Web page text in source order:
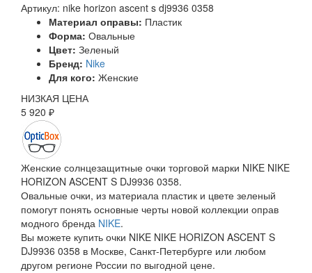
Артикул: nike horizon ascent s dj9936 0358
Материал оправы: Пластик
Форма: Овальные
Цвет: Зеленый
Бренд: Nike
Для кого: Женские
НИЗКАЯ ЦЕНА
5 920 ₽
Женские солнцезащитные очки торговой марки NIKE NIKE
HORIZON ASCENT S DJ9936 0358.
Овальные очки, из материала пластик и цвете зеленый
помогут понять основные черты новой коллекции оправ
модного бренда NIKE.
Вы можете купить очки NIKE NIKE HORIZON ASCENT S
DJ9936 0358 в Москве, Санкт-Петербурге или любом
другом регионе России по выгодной цене.